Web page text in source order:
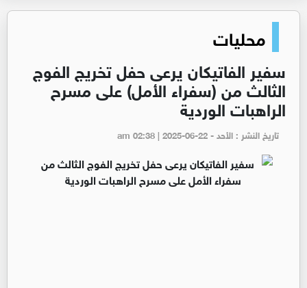
محليات
سفير الفاتيكان يرعى حفل تخريج الفوج
الثالث من (سفراء الأمل) على مسرح
الراهبات الوردية
تاريخ النشر : الأحد - am 02:38 | 2025-06-22